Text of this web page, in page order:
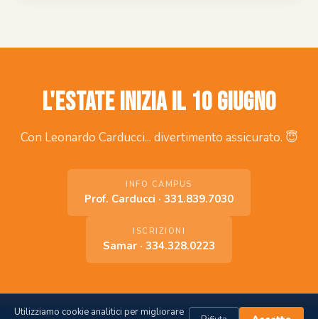
L'estate inizia il 10 giugno
Con Leonardo Carducci... divertimento assicurato. 😇
INFO CAMPUS
Prof. Carducci · 331.839.7030
ISCRIZIONI
Samar · 334.328.0223
Utilizziamo cookie analitici per migliorare